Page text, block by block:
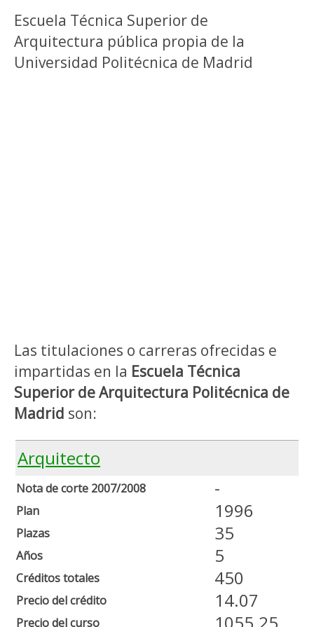
Escuela Técnica Superior de
Arquitectura pública propia de la
Universidad Politécnica de Madrid
Las titulaciones o carreras ofrecidas e
impartidas en la Escuela Técnica
Superior de Arquitectura Politécnica de
Madrid son:
Arquitecto
Nota de corte 2007/2008
Plan
Plazas
Años
Créditos totales
Precio del crédito
Precio del curso
-
1996
35
5
450
14.07